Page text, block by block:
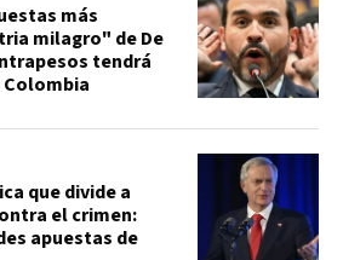
más
milagro" de De
tendrá
que divide a
el crimen:
apuestas de